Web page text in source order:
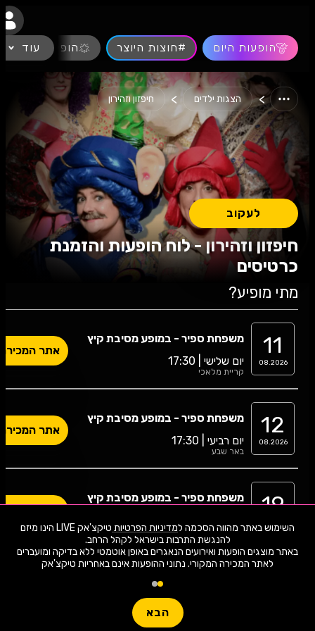
השימוש באתר מהווה הסכמה למדיניות הפרטיות
טיקצ'אק LIVE הינו מיזם
באתר מוצגים הופעות ואירועים הנאגרים באופן אוטמטי ללא בדיקה ומועברים
לאתר המכירה המקורי. נתוני ההופעות אינם באחריות טיקצ'אק
הבא
הופעות היום #חוצות היוצר הופעות חיות
עוד
> הצגות ילדים > חיפזון וזהירון
חיפזון וזהירון - לוח הופעות והזמנת
כרטיסים
לעקוב
מתי מופיע?
11
08.2026
משפחת ספיר - במופע מסיבת קיץ
יום שלישי | 17:30
קריית מלאכי
אתר המכירה
12
08.2026
משפחת ספיר - במופע מסיבת קיץ
יום רביעי | 17:30
באר שבע
אתר המכירה
19
משפחת ספיר - במופע מסיבת קיץ
יבנה
אתר המכירה